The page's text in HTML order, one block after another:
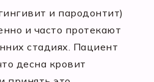
и пародонтит)
и часто протекают
стадиях. Пациент
десна кровит